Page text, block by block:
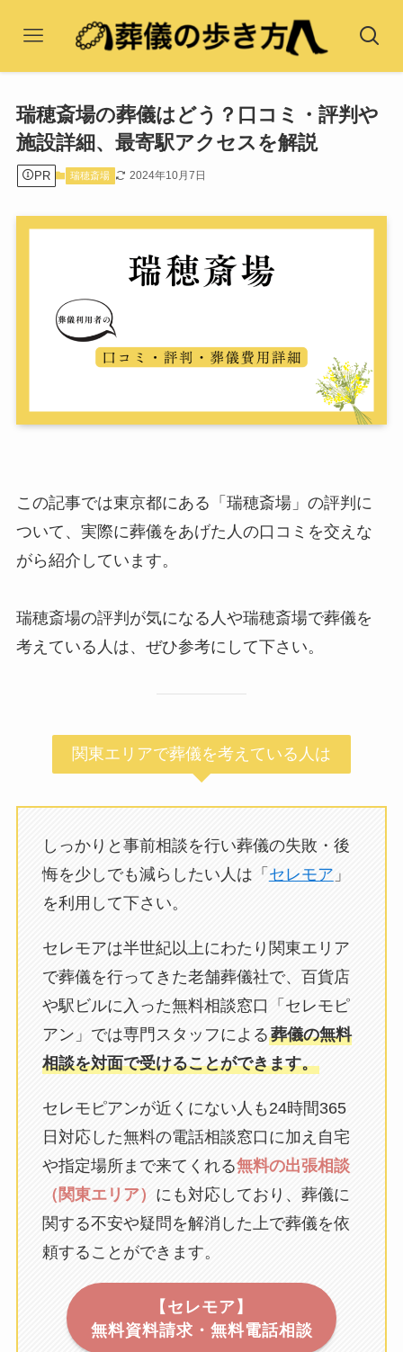
瑞穂斎場の葬儀はどう？口コミ・評判や
施設詳細、最寄駅アクセスを解説
PR 瑞穂斎場 2024年10月7日
この記事では東京都にある「瑞穂斎場」の評判に
ついて、実際に葬儀をあげた人の口コミを交えな
がら紹介しています。
瑞穂斎場の評判が気になる人や瑞穂斎場で葬儀を
考えている人は、ぜひ参考にして下さい。
関東エリアで葬儀を考えている人は
しっかりと事前相談を行い葬儀の失敗・後
悔を少しでも減らしたい人は「 セレモア 」
を利用して下さい。
セレモアは半世紀以上にわたり関東エリア
で葬儀を行ってきた老舗葬儀社で、百貨店
や駅ビルに入った無料相談窓口「セレモピ
アン」では専門スタッフによる葬儀の無料
相談を対面で受けることができます。
セレモピアンが近くにない人も24時間365
日対応した無料の電話相談窓口に加え自宅
や指定場所まで来てくれる無料の出張相談
（関東エリア） にも対応しており、葬儀に
関する不安や疑問を解消した上で葬儀を依
頼することができます。
【セレモア】
無料資料請求・無料電話相談